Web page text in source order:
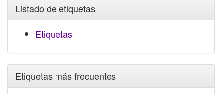
Listado de etiquetas
Etiquetas
Etiquetas más frecuentes